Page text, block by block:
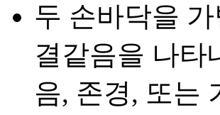
두 손바닥을
결같음을 나타
음, 존경, 또는